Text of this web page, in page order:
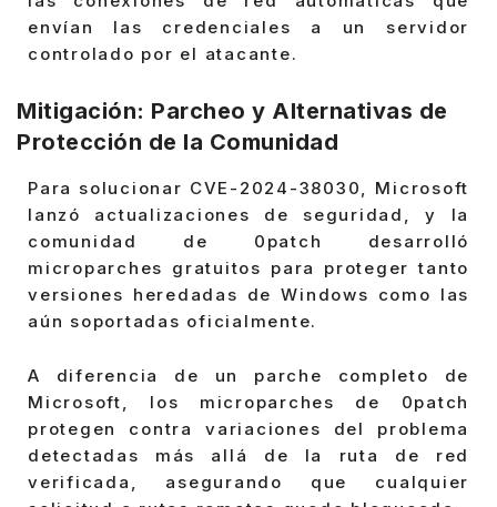
envían las credenciales a un servidor
controlado por el atacante.
Mitigación: Parcheo y Alternativas de
Protección de la Comunidad
Para solucionar CVE-2024-38030, Microsoft
lanzó actualizaciones de seguridad, y la
comunidad de 0patch desarrolló
microparches gratuitos para proteger tanto
versiones heredadas de Windows como las
aún soportadas oficialmente.
A diferencia de un parche completo de
Microsoft, los microparches de 0patch
protegen contra variaciones del problema
detectadas más allá de la ruta de red
verificada, asegurando que cualquier